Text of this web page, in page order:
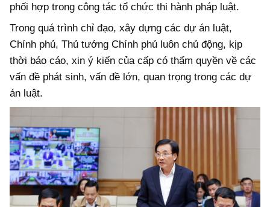
phối hợp trong công tác tổ chức thi hành pháp luật.
Trong quá trình chỉ đạo, xây dựng các dự án luật,
Chính phủ, Thủ tướng Chính phủ luôn chủ động, kịp
thời báo cáo, xin ý kiến của cấp có thẩm quyền về các
vấn đề phát sinh, vấn đề lớn, quan trọng trong các dự
án luật.